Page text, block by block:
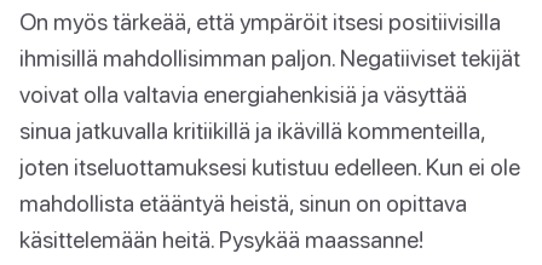
On myös tärkeää, että ympäröit itsesi positiivisilla
ihmisillä mahdollisimman paljon. Negatiiviset tekijät
voivat olla valtavia energiahenkisiä ja väsyttää
sinua jatkuvalla kritiikillä ja ikävillä kommenteilla,
joten itseluottamuksesi kutistuu edelleen. Kun ei ole
mahdollista etääntyä heistä, sinun on opittava
käsittelemään heitä. Pysykää maassanne!